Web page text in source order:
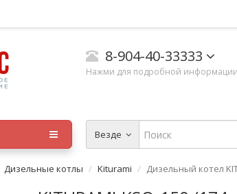
8-904-40-33333
Нажми для подробной информации
Везде
Дизельные котлы Kiturami Дизельный котел